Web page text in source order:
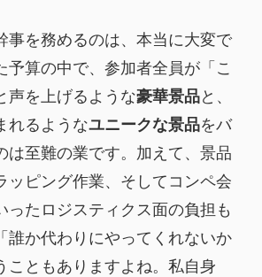
事を務めるのは、本当に大変で
予算の中で、参加者全員が「こ
声を上げるような豪華景品と、
れるようなユニークな景品をバ
は至難の業です。加えて、景品
ッピング作業、そしてコンペ会
ったロジスティクス面の負担も
誰か代わりにやってくれないか
ともありますよね。私自身